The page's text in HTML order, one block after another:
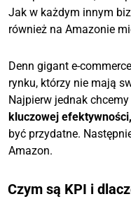
Jak w każdym innym
również na Amazonie
Denn gigant e-
rynku, którzy nie mają
Najpierw jednak
kluczowej efektywności,
być przydatne.
Amazon.
Czym są KPI i